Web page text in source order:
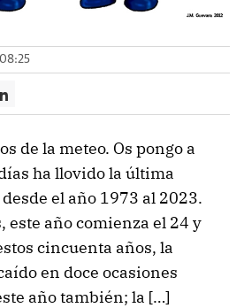
de la meteo. Os pongo a
ha llovido la última
el año 1973 al 2023.
este año comienza el 24 y
cincuenta años, la
en doce ocasiones
año también; la […]